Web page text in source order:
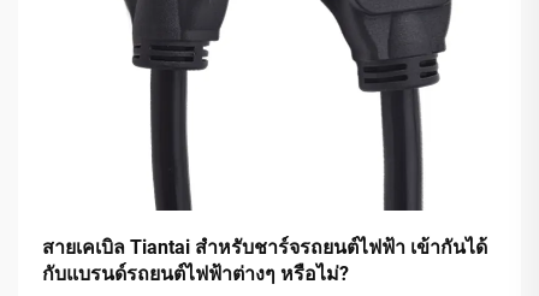
สายเคเบิล Tiantai สำหรับชาร์จรถยนต์ไฟฟ้า เข้ากันได้
กับแบรนด์รถยนต์ไฟฟ้าต่างๆ หรือไม่?